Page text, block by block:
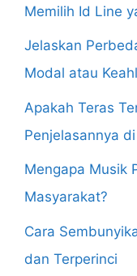
Memilih Id Line
Jelaskan
Modal atau
Apakah Teras
Penjelasannya
Mengapa Musik
Masyarakat?
Cara
dan Terperinci